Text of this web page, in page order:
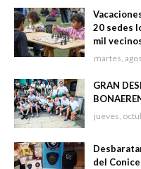
20 sedes
mil
martes,
GRAN
jueves,
del